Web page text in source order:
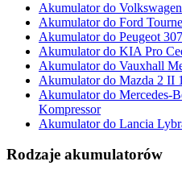
Akumulator do
Akumulator do Ford
Akumulator do Peugeot
Akumulator do KIA Pro
Akumulator do Vauxhall
Akumulator do Mazda 2 II
Akumulator do Mercedes-
Kompressor
Akumulator do Lancia
Rodzaje akumulatorów